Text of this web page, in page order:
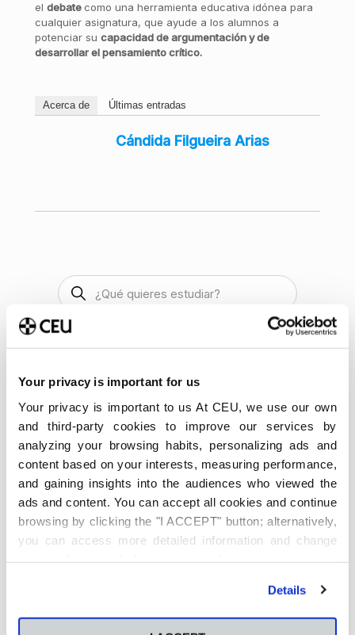
Your privacy is important for us
Your privacy is important to us At CEU, we use our own
and third-party cookies to improve our services by
analyzing your browsing habits, personalizing ads and
content based on your interests, measuring performance,
and gaining insights into the audiences who viewed the
ads and content. You can accept all cookies and continue
browsing by clicking the "I ACCEPT" button; alternatively,
you can access more detailed information and change
Details
el debate como una herramienta educativa idónea para
cualquier asignatura, que ayude a los alumnos a
potenciar su capacidad de argumentación y de
desarrollar el pensamiento crítico.
Acerca de Últimas entradas
Cándida Filgueira Arias
Últimas publicaciones
Método Pomodoro para
estudiar: Cómo aplicarlo en
la universidad y cuándo no
funciona
6 de agosto de 2026
Qué es y cómo está